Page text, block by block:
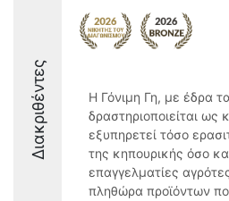
Διακριθέντες
Η Γόνιμη Γη, με έδρα
δραστηριοποιείται ως
εξυπηρετεί τόσο
της κηπουρικής όσο
επαγγελματίες
πληθώρα προϊόντων